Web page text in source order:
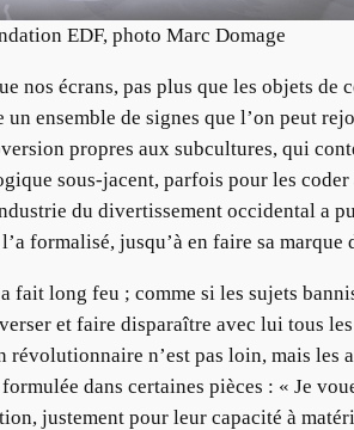
EDF, photo Marc Domage
nos écrans, pas plus que les objets
ensemble de signes que l’on peut
propres aux subcultures, qui
sous-jacent, parfois pour les
du divertissement occidental a
formalisé, jusqu’à en faire sa
long feu ; comme si les sujets
et faire disparaître avec lui tous
n’est pas loin, mais les
dans certaines pièces : « Je
justement pour leur capacité à